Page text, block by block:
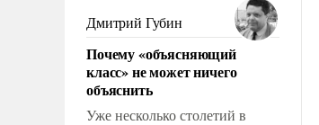
фундаментальным знанием,
что мировая политика имеет
свойство заявляться на порог
нашего дома.
Дмитрий Губин
Почему «объясняющий
класс» не может ничего
объяснить
Уже несколько столетий в